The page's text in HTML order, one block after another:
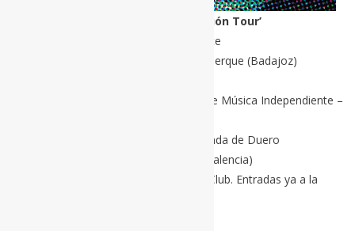
Mercromina ’20 años de Ciencia Ficción Tour’
20 de junio – Musikfreude Live – Albacete
25 de julio – Contempopranea – Alburquerque (Badajoz)
01 de agosto – Vértigo Estival Festival de Música Independiente –
14/15 Agosto – Sonorama Ribera – Aranda de Duero
12 de septiembre – Q Festival – Alzira (Valencia)
03 de octubre – Madrid – Ochoymedio Club. Entradas ya a la